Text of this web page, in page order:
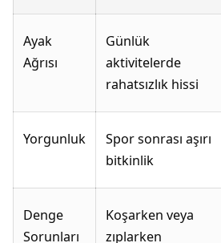
Ayak
Ağrısı
Günlük
aktivitelerde
rahatsızlık hissi
Yorgunluk
Spor sonrası aşırı
bitkinlik
Denge
Sorunları
Koşarken veya
zıplarken